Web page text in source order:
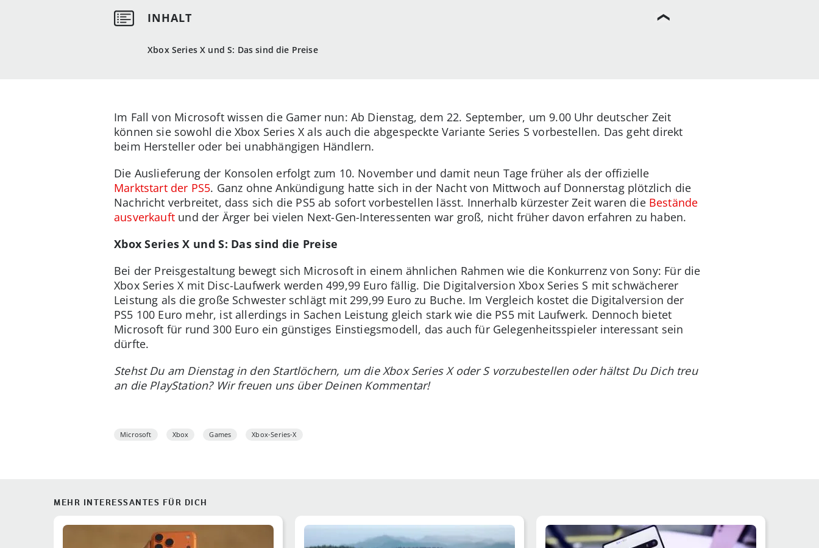
Xbox Series X und S: Das sind die Preise
Im Fall von Microsoft wissen die Gamer nun: Ab Dienstag, dem 22. September, um 9.00 Uhr deutscher Zeit
können sie sowohl die Xbox Series X als auch die abgespeckte Variante Series S vorbestellen. Das geht direkt
beim Hersteller oder bei unabhängigen Händlern.
Die Auslieferung der Konsolen erfolgt zum 10. November und damit neun Tage früher als der offizielle
Marktstart der PS5. Ganz ohne Ankündigung hatte sich in der Nacht von Mittwoch auf Donnerstag plötzlich die
Nachricht verbreitet, dass sich die PS5 ab sofort vorbestellen lässt. Innerhalb kürzester Zeit waren die Bestände
ausverkauftund der Ärger bei vielen Next-Gen-Interessenten war groß, nicht früher davon erfahren zu haben.
Xbox Series X und S: Das sind die Preise
Bei der Preisgestaltung bewegt sich Microsoft in einem ähnlichen Rahmen wie die Konkurrenz von Sony: Für die
Xbox Series X mit Disc-Laufwerk werden 499,99 Euro fällig. Die Digitalversion Xbox Series S mit schwächerer
Leistung als die große Schwester schlägt mit 299,99 Euro zu Buche. Im Vergleich kostet die Digitalversion der
PS5 100 Euro mehr, ist allerdings in Sachen Leistung gleich stark wie die PS5 mit Laufwerk. Dennoch bietet
Microsoft für rund 300 Euro ein günstiges Einstiegsmodell, das auch für Gelegenheitsspieler interessant sein
dürfte.
Stehst Du am Dienstag in den Startlöchern, um die Xbox Series X oder S vorzubestellen oder hältst Du Dich treu
an die PlayStation? Wir freuen uns über Deinen Kommentar!
Microsoft Xbox Games Xbox-Series-X
MEHR INTERESSANTES FÜR DICH